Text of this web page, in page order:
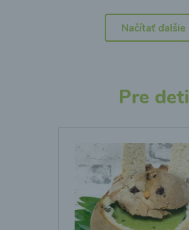
Načítať ďalšie
Pre deti